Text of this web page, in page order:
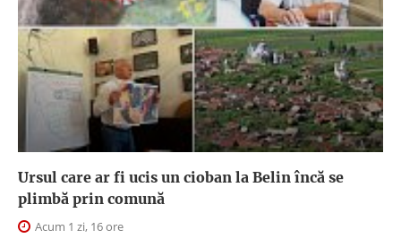
Ursul care ar fi ucis un cioban la Belin încă se
plimbă prin comună
Acum 1 zi, 16 ore